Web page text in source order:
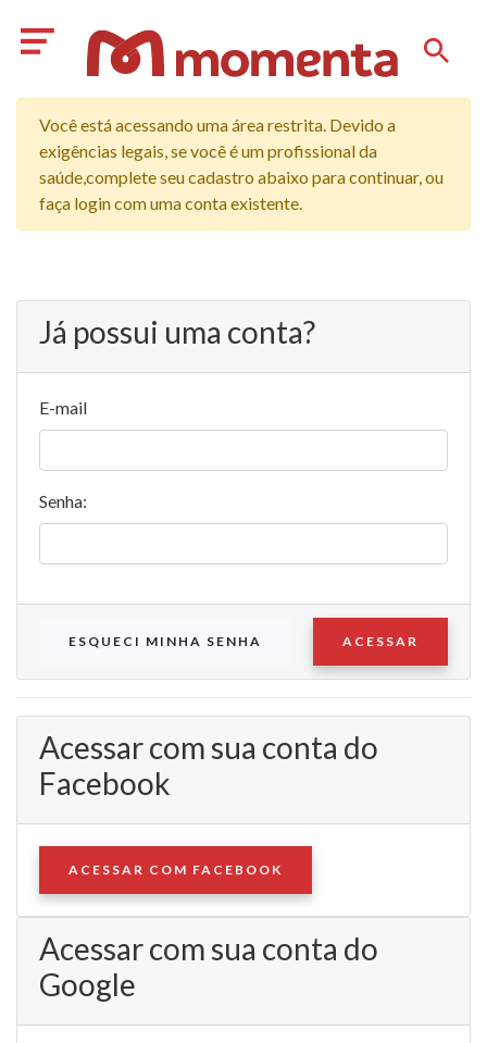
Você está acessando uma área restrita. Devido a
exigências legais, se você é um profissional da
saúde,complete seu cadastro abaixo para continuar, ou
faça login com uma conta existente.
Já possui uma conta?
E-mail
Senha:
ESQUECI MINHA SENHA ACESSAR
Acessar com sua conta do
Facebook
ACESSAR COM FACEBOOK
Acessar com sua conta do
Google